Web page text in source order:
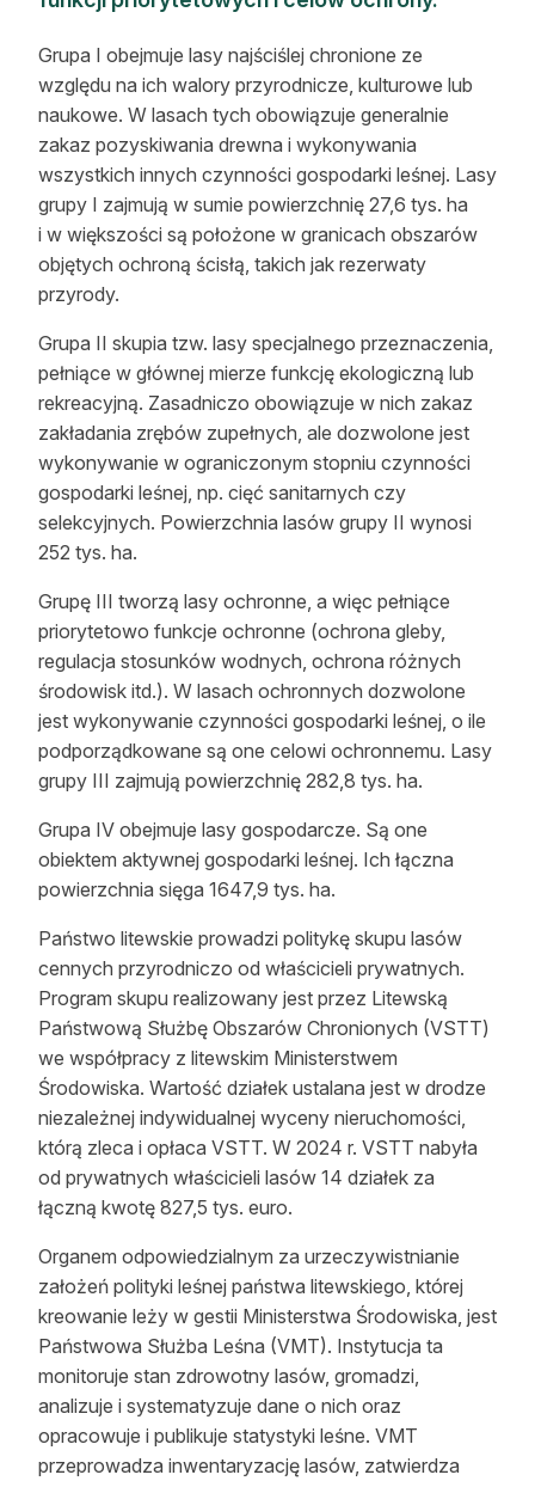
Archiwum
Kontakt
Grupa I obejmuje lasy najściślej chronione ze
względu na ich walory przyrodnicze, kulturowe lub
naukowe. W lasach tych obowiązuje generalnie
zakaz pozyskiwania drewna i wykonywania
wszystkich innych czynności gospodarki leśnej. Lasy
grupy I zajmują w sumie powierzchnię 27,6 tys. ha
i w większości są położone w granicach obszarów
objętych ochroną ścisłą, takich jak rezerwaty
przyrody.
Grupa II skupia tzw. lasy specjalnego przeznaczenia,
pełniące w głównej mierze funkcję ekologiczną lub
rekreacyjną. Zasadniczo obowiązuje w nich zakaz
zakładania zrębów zupełnych, ale dozwolone jest
wykonywanie w ograniczonym stopniu czynności
gospodarki leśnej, np. cięć sanitarnych czy
selekcyjnych. Powierzchnia lasów grupy II wynosi
252 tys. ha.
Grupę III tworzą lasy ochronne, a więc pełniące
priorytetowo funkcje ochronne (ochrona gleby,
regulacja stosunków wodnych, ochrona różnych
środowisk itd.). W lasach ochronnych dozwolone
jest wykonywanie czynności gospodarki leśnej, o ile
podporządkowane są one celowi ochronnemu. Lasy
grupy III zajmują powierzchnię 282,8 tys. ha.
Grupa IV obejmuje lasy gospodarcze. Są one
obiektem aktywnej gospodarki leśnej. Ich łączna
powierzchnia sięga 1647,9 tys. ha.
Państwo litewskie prowadzi politykę skupu lasów
cennych przyrodniczo od właścicieli prywatnych.
Program skupu realizowany jest przez Litewską
Państwową Służbę Obszarów Chronionych (VSTT)
we współpracy z litewskim Ministerstwem
Środowiska. Wartość działek ustalana jest w drodze
niezależnej indywidualnej wyceny nieruchomości,
którą zleca i opłaca VSTT. W 2024 r. VSTT nabyła
od prywatnych właścicieli lasów 14 działek za
łączną kwotę 827,5 tys. euro.
Organem odpowiedzialnym za urzeczywistnianie
założeń polityki leśnej państwa litewskiego, której
kreowanie leży w gestii Ministerstwa Środowiska, jest
Państwowa Służba Leśna (VMT). Instytucja ta
monitoruje stan zdrowotny lasów, gromadzi,
analizuje i systematyzuje dane o nich oraz
opracowuje i publikuje statystyki leśne. VMT
przeprowadza inwentaryzację lasów, zatwierdza